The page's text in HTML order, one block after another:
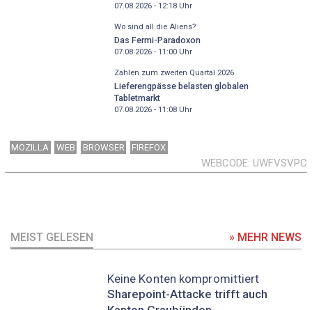
07.08.2026 - 12:18Uhr
Wo sind all die Aliens?
Das Fermi-Paradoxon
07.08.2026 - 11:00Uhr
Zahlen zum zweiten Quartal 2026
Lieferengpässe belasten globalen
Tabletmarkt
07.08.2026 - 11:08Uhr
MOZILLA WEB BROWSER FIREFOX
WEBCODE UWFVSVPC
MEIST GELESEN » MEHR NEWS
Keine Konten kompromittiert
Sharepoint-Attacke trifft auch